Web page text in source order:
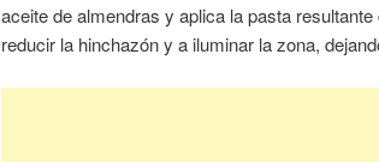
aceite de almendras y aplica la pasta
reducir la hinchazón y a iluminar la zona,